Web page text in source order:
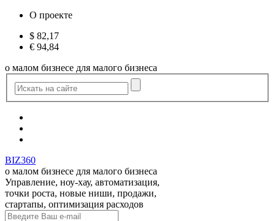
О проекте
$ 82,17
€ 94,84
о малом бизнесе для малого бизнеса
BIZ360
о малом бизнесе для малого бизнеса
Управление, ноу-хау, автоматизация,
точки роста, новые ниши, продажи,
стартапы, оптимизация расходов